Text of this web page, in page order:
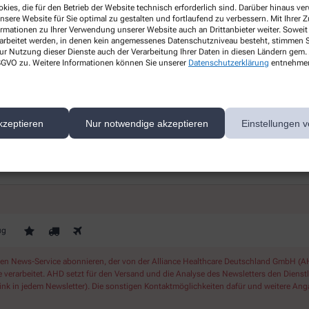
die für den Betrieb der Website technisch erforderlich sind. Darüber hinaus
Website für Sie optimal zu gestalten und fortlaufend zu verbessern. Mit Ihrer
zu Ihrer Verwendung unserer Website auch an Drittanbieter weiter. Soweit
werden, in denen kein angemessenes Datenschutzniveau besteht, stimmen
Nutzung dieser Dienste auch der Verarbeitung Ihrer Daten in diesen Ländern
zu. Weitere Informationen können Sie unserer Datenschutzerklärung
Nur notwendige akzeptieren Einstellungen
Gesundheitsthemen
Erfahren Sie mehr über aktuelle
Themen rund um Ihre Gesundheit.
Sie sich Ihren 10% Gutschein* für unsere
News-Service abonnieren, der von der Alliance Healthcare Deutschland GmbH
verarbeitet. AHD setzt für den Versand und die Analyse des Newsletters den
in jedem Newsletter). Die sonstigen Kontaktmöglichkeiten dafür und weitere